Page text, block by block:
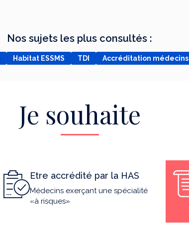
Nos sujets les plus consultés :
Habitat ESSMS TDI Accréditation médecins
Je souhaite
Etre accrédité par la HAS
Médecins exerçant une spécialité
«à risques»